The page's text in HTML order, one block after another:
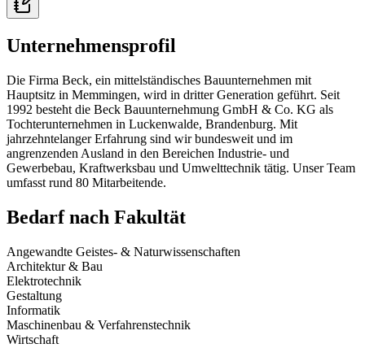
Unternehmensprofil
Die Firma Beck, ein mittelständisches Bauunternehmen mit
Hauptsitz in Memmingen, wird in dritter Generation geführt. Seit
1992 besteht die Beck Bauunternehmung GmbH & Co. KG als
Tochterunternehmen in Luckenwalde, Brandenburg. Mit
jahrzehntelanger Erfahrung sind wir bundesweit und im
angrenzenden Ausland in den Bereichen Industrie- und
Gewerbebau, Kraftwerksbau und Umwelttechnik tätig. Unser Team
umfasst rund 80 Mitarbeitende.
Bedarf nach Fakultät
Angewandte Geistes- & Naturwissenschaften
Architektur & Bau
Elektrotechnik
Gestaltung
Informatik
Maschinenbau & Verfahrenstechnik
Wirtschaft